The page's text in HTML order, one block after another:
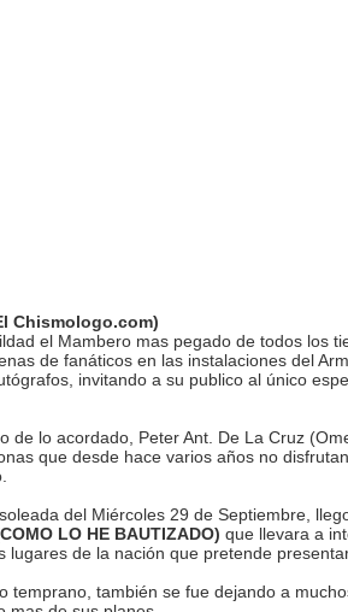
Chismologo.com)
el Mambero mas pegado de todos los
de fanáticos en las instalaciones del
invitando a su publico al único
de lo acordado, Peter Ant. De La Cruz
que desde hace varios años no
del Miércoles 29 de Septiembre,
LO HE BAUTIZADO) que llevara a
lugares de la nación que pretende
temprano, también se fue dejando a